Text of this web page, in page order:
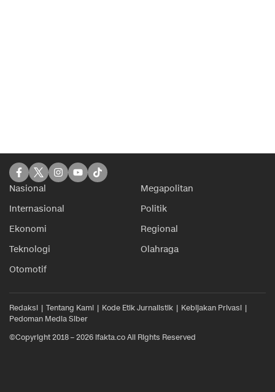
Nasional
Megapolitan
Internasional
Politik
Ekonomi
Regional
Teknologi
Olahraga
Otomotif
Redaksi Tentang Kami Kode Etik Jurnalistik
Kebijakan Privasi
Pedoman Media Siber
©Copyright 2018 – 2026 ifakta.co All Rights Reserved